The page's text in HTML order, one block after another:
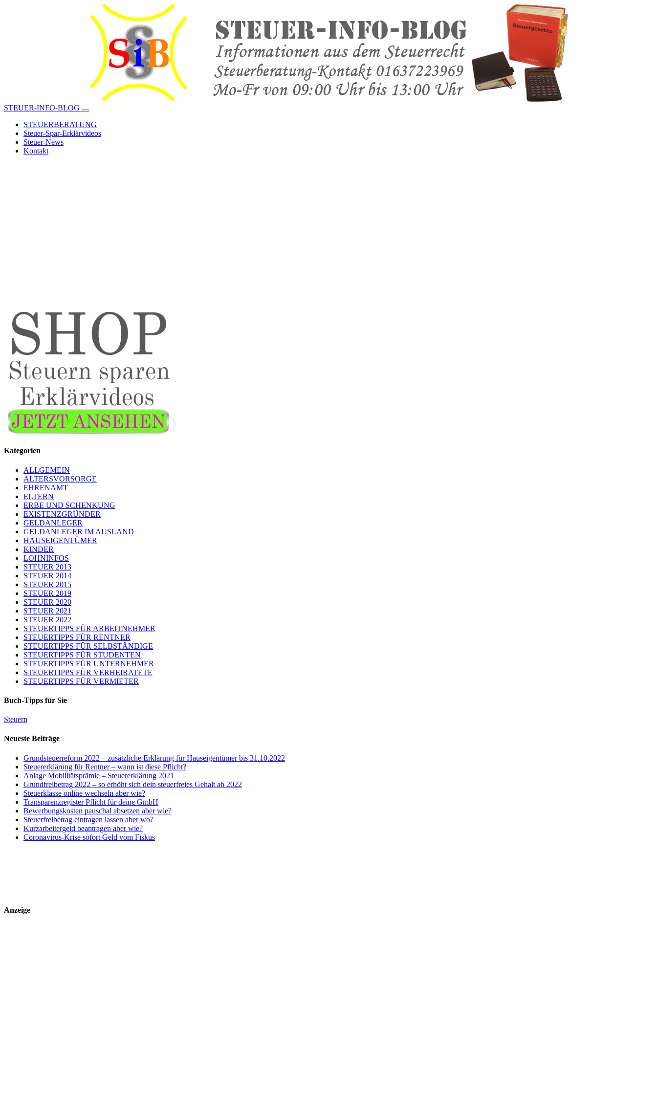
STEUER-INFO-BLOG
STEUERBERATUNG
Steuer-Spar-Erklärvideos
Steuer-News
Kontakt
Kategorien
ALLGEMEIN
ALTERSVORSORGE
EHRENAMT
ELTERN
ERBE UND SCHENKUNG
EXISTENZGRÜNDER
GELDANLEGER
GELDANLEGER IM AUSLAND
HAUSEIGENTÜMER
KINDER
LOHNINFOS
STEUER 2013
STEUER 2014
STEUER 2015
STEUER 2019
STEUER 2020
STEUER 2021
STEUER 2022
STEUERTIPPS FÜR ARBEITNEHMER
STEUERTIPPS FÜR RENTNER
STEUERTIPPS FÜR SELBSTÄNDIGE
STEUERTIPPS FÜR STUDENTEN
STEUERTIPPS FÜR UNTERNEHMER
STEUERTIPPS FÜR VERHEIRATETE
STEUERTIPPS FÜR VERMIETER
Buch-Tipps für Sie
Steuern
Neueste Beiträge
Grundsteuerreform 2022 – zusätzliche Erklärung für Hauseigentümer bis 31.10.2022
Steuererklärung für Rentner – wann ist diese Pflicht?
Anlage Mobilitätsprämie – Steuererklärung 2021
Grundfreibetrag 2022 – so erhöht sich dein steuerfreies Gehalt ab 2022
Steuerklasse online wechseln aber wie?
Transparenzregister Pflicht für deine GmbH
Bewerbungskosten pauschal absetzen aber wie?
Steuerfreibetrag eintragen lassen aber wo?
Kurzarbeitergeld beantragen aber wie?
Coronavirus-Krise sofort Geld vom Fiskus
Anzeige